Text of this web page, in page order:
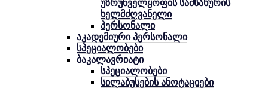
უზრუნველყოფის სამსახურის
ხელმძღვანელი
პერსონალი
აკადემიური პერსონალი
სპეციალობები
ბაკალავრიატი
სპეციალობები
სილაბუსების ანოტაციები